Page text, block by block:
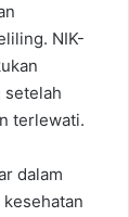
NIK-
setelah
terlewati.
dalam